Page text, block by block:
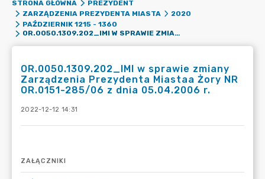
STRONA GŁÓWNA
PREZYDENT
ZARZĄDZENIA PREZYDENTA MIASTA
2020
PAŹDZIERNIK 1215 - 1360
OR.0050.1309.202_IMI W SPRAWIE ZMIANY ZARZĄDZENIA PREZYDENTA MIASTAA ŻORY NR OR.0151-285/06 Z DNIA 05.04.2006 R.
OR.0050.1309.202_IMI w sprawie zmiany
Zarządzenia Prezydenta Miastaa Żory NR
OR.0151-285/06 z dnia 05.04.2006 r.
2022-12-12 14:31
ZAŁĄCZNIKI